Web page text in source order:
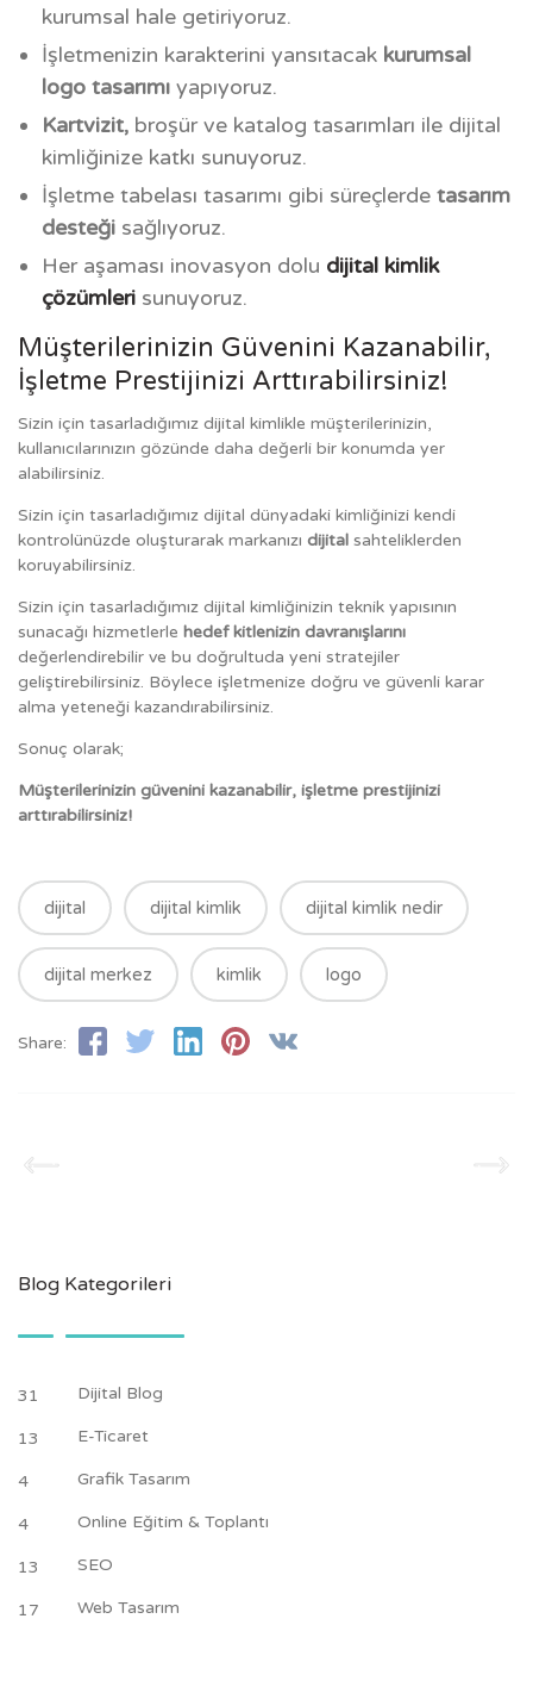
kurumsal hale getiriyoruz.
İşletmenizin karakterini yansıtacak kurumsal
logo tasarımı yapıyoruz.
Kartvizit, broşür ve katalog tasarımları ile dijital
kimliğinize katkı sunuyoruz.
İşletme tabelası tasarımı gibi süreçlerde tasarım
desteği sağlıyoruz.
Her aşaması inovasyon dolu dijital kimlik
çözümleri sunuyoruz.
Müşterilerinizin Güvenini Kazanabilir,
İşletme Prestijinizi Arttırabilirsiniz!
Sizin için tasarladığımız dijital kimlikle müşterilerinizin,
kullanıcılarınızın gözünde daha değerli bir konumda yer
alabilirsiniz.
Sizin için tasarladığımız dijital dünyadaki kimliğinizi kendi
kontrolünüzde oluşturarak markanızı dijital sahteliklerden
koruyabilirsiniz.
Sizin için tasarladığımız dijital kimliğinizin teknik yapısının
sunacağı hizmetlerle hedef kitlenizin davranışlarını
değerlendirebilir ve bu doğrultuda yeni stratejiler
geliştirebilirsiniz. Böylece işletmenize doğru ve güvenli karar
alma yeteneği kazandırabilirsiniz.
Sonuç olarak;
Müşterilerinizin güvenini kazanabilir, işletme prestijinizi
arttırabilirsiniz!
dijital dijital kimlik dijital kimlik nedir
dijital merkez kimlik logo
Share:
Blog Kategorileri
31 Dijital Blog
13 E-Ticaret
4 Grafik Tasarım
4 Online Eğitim & Toplantı
13 SEO
17 Web Tasarım